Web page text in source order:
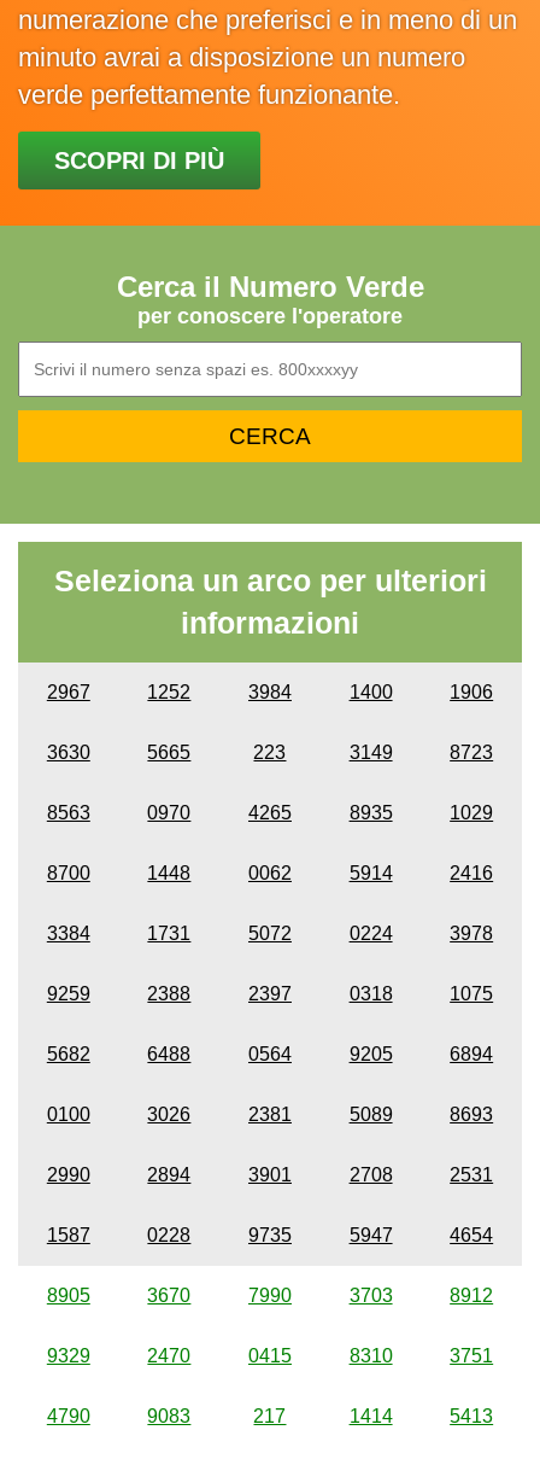
numerazione che preferisci e in meno di un
minuto avrai a disposizione un numero
verde perfettamente funzionante.
SCOPRI DI PIÙ
Cerca il Numero Verde
per conoscere l'operatore
Seleziona un arco per ulteriori
informazioni
2967 1252 3984 1400 1906
3630 5665 223 3149 8723
8563 0970 4265 8935 1029
8700 1448 0062 5914 2416
3384 1731 5072 0224 3978
9259 2388 2397 0318 1075
5682 6488 0564 9205 6894
0100 3026 2381 5089 8693
2990 2894 3901 2708 2531
1587 0228 9735 5947 4654
8905 3670 7990 3703 8912
9329 2470 0415 8310 3751
4790 9083 217 1414 5413